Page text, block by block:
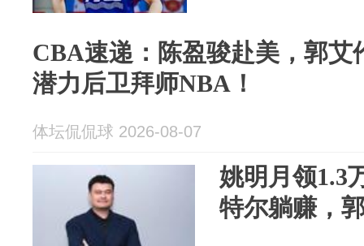
CBA速递：陈盈骏赴美，郭艾
潜力后卫拜师NBA！
体坛侃侃球 2026-08-07
姚明月领1.3
特尔躺赚，